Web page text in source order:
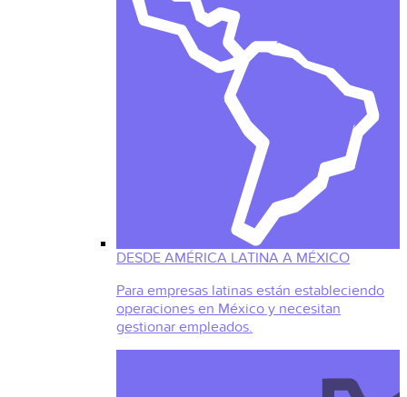
DESDE AMÉRICA LATINA A MÉXICO
Para empresas latinas están estableciendo
operaciones en México y necesitan
gestionar empleados.